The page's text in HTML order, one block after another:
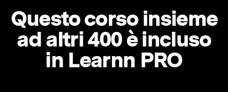
Questo corso insieme
ad altri 400 è incluso
in Learnn PRO